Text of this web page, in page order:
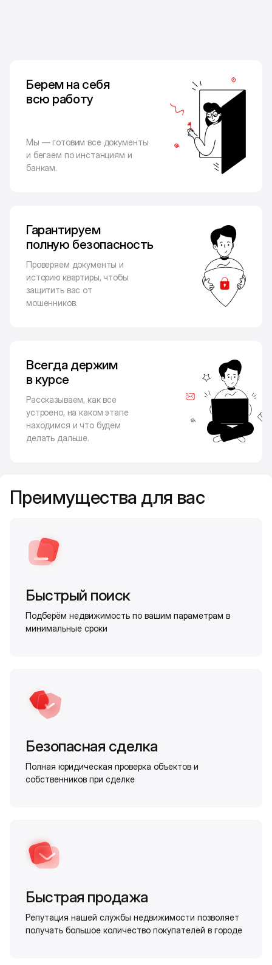
Берем на себя
всю работу
Мы — готовим все документы
и бегаем по инстанциям и
банкам.
Гарантируем
полную безопасность
Проверяем документы и
историю квартиры, чтобы
защитить вас от
мошенников.
Всегда держим
в курсе
Рассказываем, как все
устроено, на каком этапе
находимся и что будем
делать дальше.
Преимущества для вас
Быстрый поиск
Подберём недвижимость по вашим параметрам в
минимальные сроки
Безопасная сделка
Полная юридическая проверка объектов и
собственников при сделке
Быстрая продажа
Репутация нашей службы недвижимости позволяет
получать большое количество покупателей в городе